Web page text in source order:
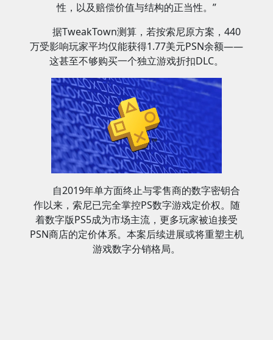
性，以及赔偿价值与结构的正当性。”
据TweakTown测算，若按索尼原方案，440
万受影响玩家平均仅能获得1.77美元PSN余额——
这甚至不够购买一个独立游戏折扣DLC。
自2019年单方面终止与零售商的数字密钥合
作以来，索尼已完全掌控PS数字游戏定价权。随
着数字版PS5成为市场主流，更多玩家被迫接受
PSN商店的定价体系。本案后续进展或将重塑主机
游戏数字分销格局。